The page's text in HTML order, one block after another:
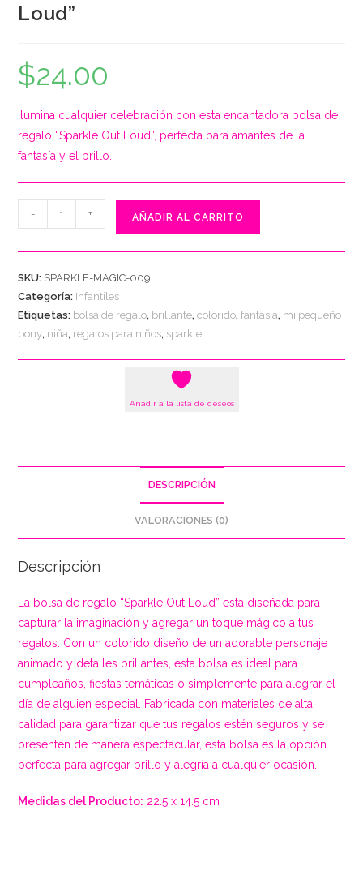
Loud”
$24.00
Ilumina cualquier celebración con esta encantadora bolsa de
regalo “Sparkle Out Loud”, perfecta para amantes de la
fantasía y el brillo.
de
Regalo
Loud"
cantidad
- + AÑADIR AL CARRITO
SKU: SPARKLE-MAGIC-009
Categoría: Infantiles
Etiquetas: bolsa de regalo, brillante,colorido,fantasía, mi pequeño
pony, niña, regalos para niños, sparkle
Añadir a la lista de deseos
DESCRIPCIÓN
VALORACIONES (0)
Descripción
La bolsa de regalo “Sparkle Out Loud” está diseñada para
capturar la imaginación y agregar un toque mágico a tus
regalos. Con un colorido diseño de un adorable personaje
animado y detalles brillantes, esta bolsa es ideal para
cumpleaños, fiestas temáticas o simplemente para alegrar el
día de alguien especial. Fabricada con materiales de alta
calidad para garantizar que tus regalos estén seguros y se
presenten de manera espectacular, esta bolsa es la opción
perfecta para agregar brillo y alegría a cualquier ocasión.
Medidas del Producto: 22.5 x 14.5 cm